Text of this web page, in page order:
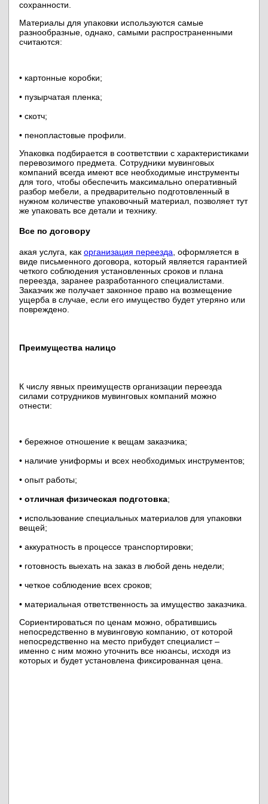
сохранности.
Материалы для упаковки используются самые
разнообразные, однако, самыми распространенными
считаются:
• картонные коробки;
• пузырчатая пленка;
• скотч;
• пенопластовые профили.
Упаковка подбирается в соответствии с характеристиками
перевозимого предмета. Сотрудники мувинговых
компаний всегда имеют все необходимые инструменты
для того, чтобы обеспечить максимально оперативный
разбор мебели, а предварительно подготовленный в
нужном количестве упаковочный материал, позволяет тут
же упаковать все детали и технику.
Все по договору
акая услуга, как организация переезда , оформляется в
виде письменного договора, который является гарантией
четкого соблюдения установленных сроков и плана
переезда, заранее разработанного специалистами.
Заказчик же получает законное право на возмещение
ущерба в случае, если его имущество будет утеряно или
повреждено.
Преимущества налицо
К числу явных преимуществ организации переезда
силами сотрудников мувинговых компаний можно
отнести:
• бережное отношение к вещам заказчика;
• наличие униформы и всех необходимых инструментов;
• опыт работы;
• отличная физическая подготовка;
• использование специальных материалов для упаковки
вещей;
• аккуратность в процессе транспортировки;
• готовность выехать на заказ в любой день недели;
• четкое соблюдение всех сроков;
• материальная ответственность за имущество заказчика.
Сориентироваться по ценам можно, обратившись
непосредственно в мувинговую компанию, от которой
непосредственно на место прибудет специалист –
именно с ним можно уточнить все нюансы, исходя из
которых и будет установлена фиксированная цена.